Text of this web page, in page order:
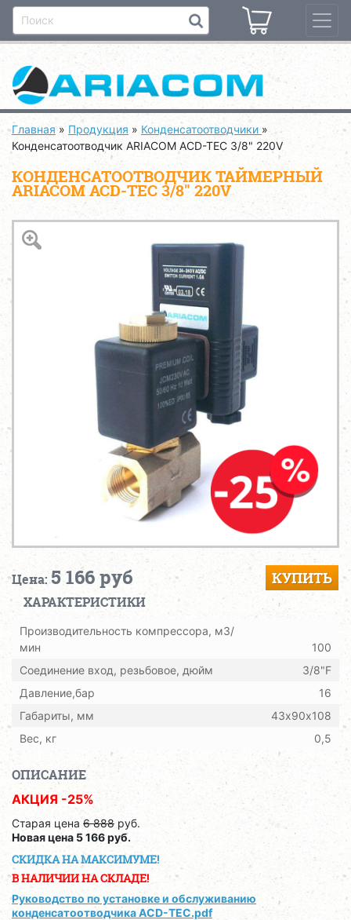
Главная » Продукция » Конденсатоотводчики »
Конденсатоотводчик ARIACOM ACD-TEC 3/8" 220V
КОНДЕНСАТООТВОДЧИК ТАЙМЕРНЫЙ
ARIACOM ACD-TEC 3/8" 220V
Цена:5 166 руб КУПИТЬ
ХАРАКТЕРИСТИКИ
Производительность компрессора, м3/
мин
100
Соединение вход, резьбовое, дюйм
3/8"F
Давление,бар
16
Габариты, мм
43х90х108
Вес, кг
0,5
ОПИСАНИЕ
АКЦИЯ -25%
Старая цена 6 888 руб.
Новая цена 5 166 руб.
СКИДКА НА МАКСИМУМЕ!
В НАЛИЧИИ НА СКЛАДЕ!
Руководство по установке и обслуживанию
конденсатоотводчика ACD-TEC.pdf